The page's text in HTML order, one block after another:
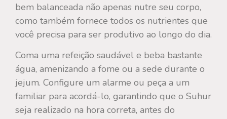
bem balanceada não apenas nutre seu corpo,
como também fornece todos os nutrientes que
você precisa para ser produtivo ao longo do dia.
Coma uma refeição saudável e beba bastante
água, amenizando a fome ou a sede durante o
jejum. Configure um alarme ou peça a um
familiar para acordá-lo, garantindo que o Suhur
seja realizado na hora correta, antes do